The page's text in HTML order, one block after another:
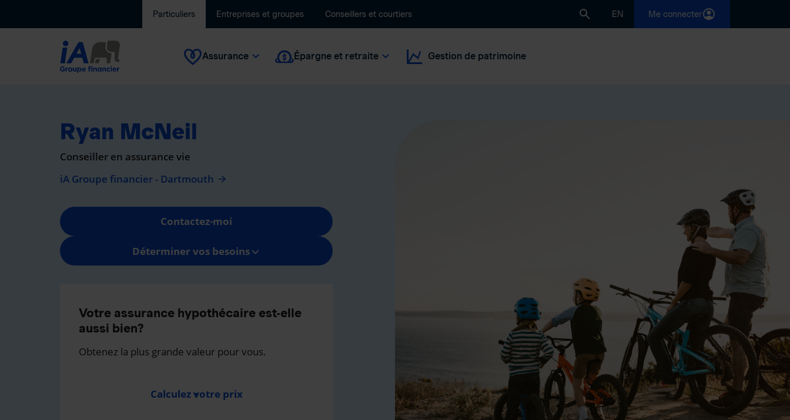
Particuliers Entreprises et groupes Conseillers et courtiers EN Me connecter
Assurance Épargne et retraite Gestion de patrimoine
Ryan McNeil
Conseiller en assurance vie
iA Groupe financier - Dartmouth
Contactez-moi
Déterminer vos besoins
Votre assurance hypothécaire est-elle
aussi bien?
Obtenez la plus grande valeur pour vous.
Calculez votre prix